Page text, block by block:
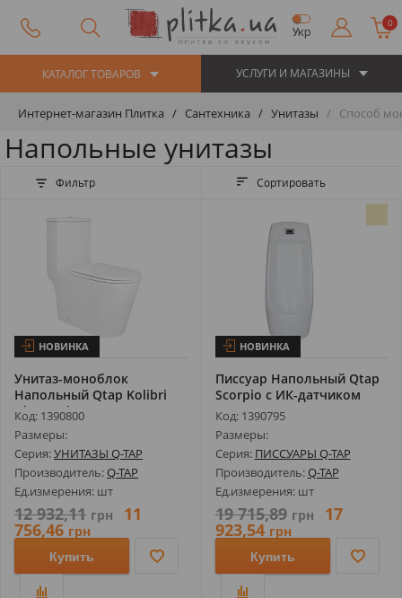
Укр
0
КАТАЛОГ ТОВАРОВ УСЛУГИ И МАГАЗИНЫ
Интернет-магазин Плитка Сантехника Унитазы Способ
Напольные унитазы
Фильтр Сортировать
НОВИНКА
Унитаз-моноблок
Напольный Qtap Kolibri
Ultra Quiet Б...
Код: 1390800
Размеры:
Серия:УНИТАЗЫ Q-TAP
Производитель:Q-TAP
Ед.измерения: шт
12 932,11 грн 11
756,46 грн
Купить
НОВИНКА
Писсуар Напольный Qtap
Scorpio с ИК-датчиком
Автомат...
Код: 1390795
Размеры:
Серия: ПИССУАРЫ Q-TAP
Производитель:Q-TAP
Ед.измерения: шт
19 715,89 грн 17
923,54 грн
Купить